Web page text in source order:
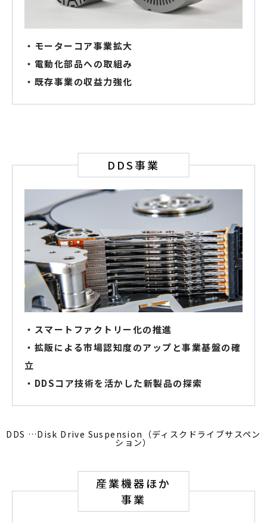
・モーターコア事業拡大
・電動化部品への取組み
・既存事業の収益力強化
DDS事業
・スマートファクトリー化の推進
・拡販による市場認知度のアップと事業基盤の確
立
・DDSコア技術を活かした新製品の探索
DDS …Disk Drive Suspension（ディスクドライブサスペン
ション）
産業機器ほか
事業